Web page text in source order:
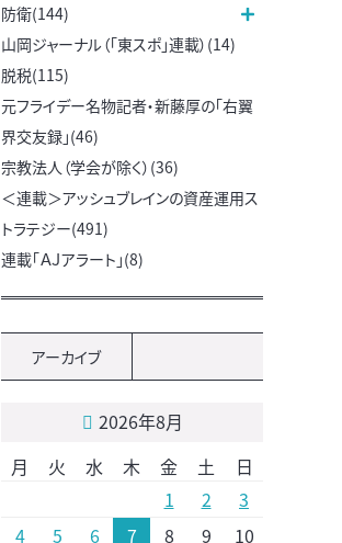
防衛(144)
山岡ジャーナル（「東スポ」連載）(14)
脱税(115)
元フライデー名物記者・新藤厚の「右翼
界交友録」(46)
宗教法人（学会が除く）(36)
＜連載＞アッシュブレインの資産運用ス
トラテジー(491)
連載「ＡＪアラート」(8)
アーカイブ
2026年8月
月
火 水 木 金 土
日
1
2
3
4
5 6 7 8 9 10